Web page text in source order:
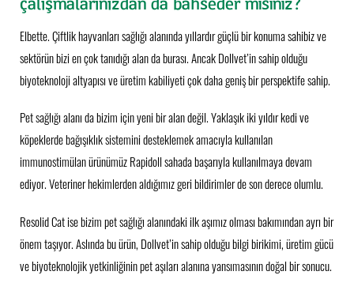
Elbette. Çiftlik hayvanları sağlığı alanında yıllardır güçlü bir konuma sahibiz ve
sektörün bizi en çok tanıdığı alan da burası. Ancak Dollvet’in sahip olduğu
biyoteknoloji altyapısı ve üretim kabiliyeti çok daha geniş bir perspektife sahip.
Pet sağlığı alanı da bizim için yeni bir alan değil. Yaklaşık iki yıldır kedi ve
köpeklerde bağışıklık sistemini desteklemek amacıyla kullanılan
immunostimülan ürünümüz Rapidoll sahada başarıyla kullanılmaya devam
ediyor. Veteriner hekimlerden aldığımız geri bildirimler de son derece olumlu.
Resolid Cat ise bizim pet sağlığı alanındaki ilk aşımız olması bakımından ayrı bir
önem taşıyor. Aslında bu ürün, Dollvet’in sahip olduğu bilgi birikimi, üretim gücü
ve biyoteknolojik yetkinliğinin pet aşıları alanına yansımasının doğal bir sonucu.